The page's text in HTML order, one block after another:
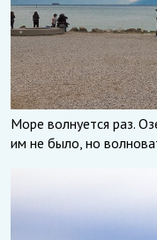
Море волнуется раз.
им не было, но